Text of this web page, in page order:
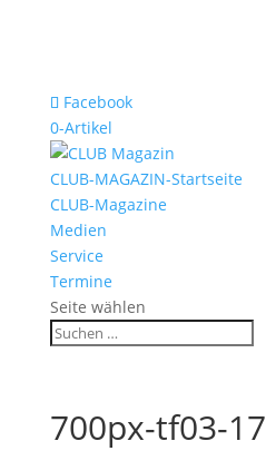
Facebook
0-Artikel
CLUB-MAGAZIN-Startseite
CLUB-Magazine
Medien
Service
Termine
Seite wählen
700px-tf03-17